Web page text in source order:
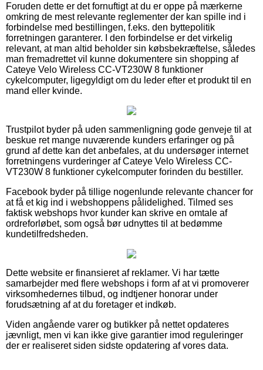
Foruden dette er det fornuftigt at du er oppe på mærkerne
omkring de mest relevante reglementer der kan spille ind i
forbindelse med bestillingen, f.eks. den byttepolitik
forretningen garanterer. I den forbindelse er det virkelig
relevant, at man altid beholder sin købsbekræftelse, således
man fremadrettet vil kunne dokumentere sin shopping af
Cateye Velo Wireless CC-VT230W 8 funktioner
cykelcomputer, ligegyldigt om du leder efter et produkt til en
mand eller kvinde.
Trustpilot byder på uden sammenligning gode genveje til at
beskue ret mange nuværende kunders erfaringer og på
grund af dette kan det anbefales, at du undersøger internet
forretningens vurderinger af Cateye Velo Wireless CC-
VT230W 8 funktioner cykelcomputer forinden du bestiller.
Facebook byder på tillige nogenlunde relevante chancer for
at få et kig ind i webshoppens pålidelighed. Tilmed ses
faktisk webshops hvor kunder kan skrive en omtale af
ordreforløbet, som også bør udnyttes til at bedømme
kundetilfredsheden.
Dette website er finansieret af reklamer. Vi har tætte
samarbejder med flere webshops i form af at vi promoverer
virksomhedernes tilbud, og indtjener honorar under
forudsætning af at du foretager et indkøb.
Viden angående varer og butikker på nettet opdateres
jævnligt, men vi kan ikke give garantier imod reguleringer
der er realiseret siden sidste opdatering af vores data.